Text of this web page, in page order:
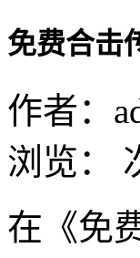
免费合击
作者：
浏览：
在《免